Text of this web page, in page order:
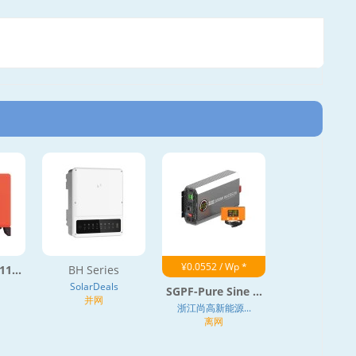
BH Series
SolarDeals
并网
¥0.0552 / Wp *
SGPF-Pure Sine ...
浙江尚高新能源...
离网